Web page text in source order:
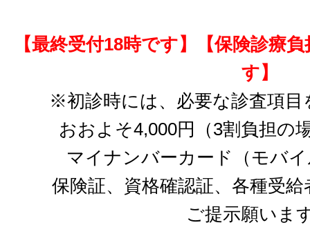
【最終受付18時です】【保険診療
す】
※初診時には、必要な診査項
おおよそ4,000円（3割負担の
マイナンバーカード（モバ
保険証、資格確認証、各種受
ご提示願いま